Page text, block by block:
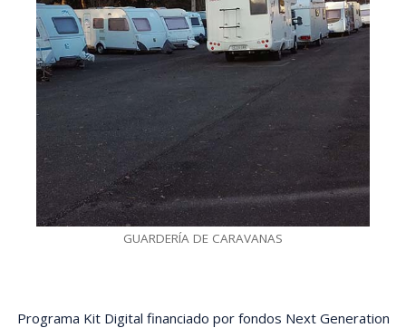
GUARDERÍA DE CARAVANAS
Programa Kit Digital financiado por fondos Next Generation